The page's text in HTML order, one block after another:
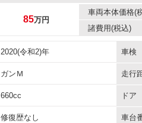
85万円
車両本体価格(
諸費用(税込)
2020(令和2)年 車検
ガンＭ 走行
660cc ドア
修復歴なし 車台